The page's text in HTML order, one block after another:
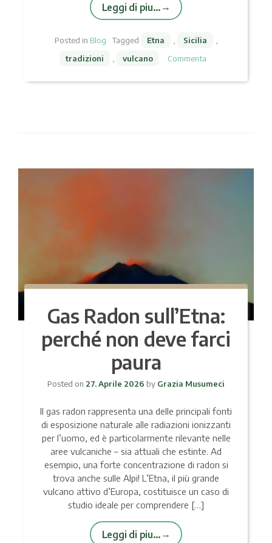
Leggi di piu…
Posted in Blog Tagged Etna Sicilia
tradizioni
vulcano Commenta
Gas Radon sull’Etna:
perché non deve farci
paura
Posted on 27. Aprile 2026 by Grazia Musumeci
Il gas radon rappresenta una delle principali fonti
di esposizione naturale alle radiazioni ionizzanti
per l’uomo, ed è particolarmente rilevante nelle
aree vulcaniche – sia attuali che estinte. Ad
esempio, una forte concentrazione di radon si
trova anche sulle Alpi! L’Etna, il più grande
vulcano attivo d’Europa, costituisce un caso di
studio ideale per comprendere […]
Leggi di piu…